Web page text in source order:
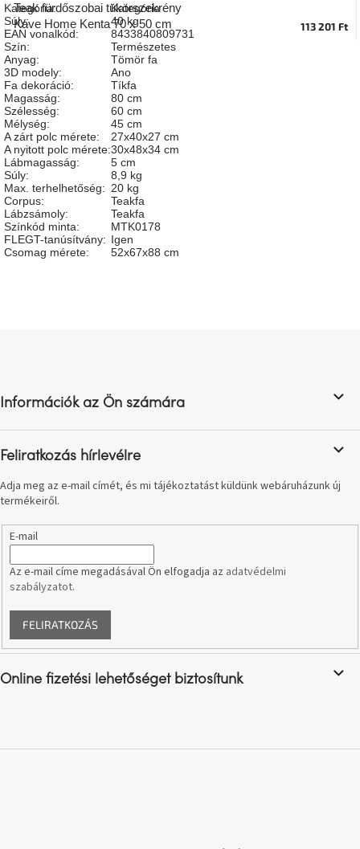
Egy
étkező,
amely
szórakoztat!
A
8.
születésnap
megünneplése
A
kedvenceid
A
nyári
hullámon
Fedezze
sötét
oldalát
részlet,
Mesonica
Teak fürdőszobai tükörszekrény
Kave Home Kenta 70 x 50 cm
113 201 Ft
Kategória:
Kategória
Súly:
40 kg
EAN vonalkód:
8433840809731
Szín:
Természetes
Anyag:
Tömör fa
3D modely:
Ano
Fa dekoráció:
Tíkfa
Magasság:
80 cm
Szélesség:
60 cm
Mélység:
45 cm
A zárt polc mérete:
27x40x27 cm
A nyitott polc mérete:30x48x34 cm
Lábmagasság:
5 cm
Súly:
8,9 kg
Max. terhelhetőség: 20 kg
Corpus:
Teakfa
Lábzsámoly:
Teakfa
Színkód minta:
MTK0178
FLEGT-tanúsítvány: Igen
Csomag mérete: 52x67x88 cm
é
c
Információk az Ön számára
Feliratkozás hírlevélre
Adja meg az e-mail címét, és mi tájékoztatást küldünk webáruházunk új
termékeiről.
E-mail
Az e-mail címe megadásával Ön elfogadja az adatvédelmi
szabályzatot.
FELIRATKOZÁS
Online fizetési lehetőséget biztosítunk